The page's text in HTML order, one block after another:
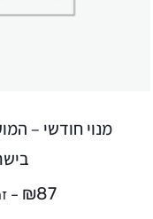
מנוי חודשי –
₪87
–